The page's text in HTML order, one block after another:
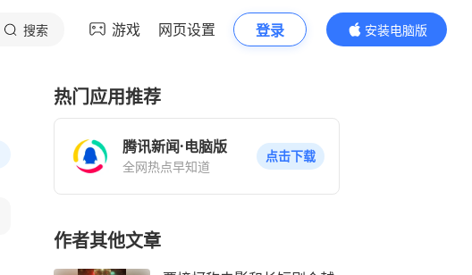
搜索 游戏 网页设置 登录
安装电脑版
内容更精彩
热门应用推荐
腾讯新闻·电脑版
全网热点早知道
点击下载
作者其他文章